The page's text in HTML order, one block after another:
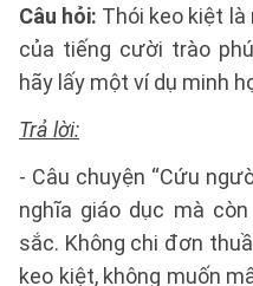
Câu hỏi: Thói keo kiệt
của tiếng cười trào
hãy lấy một ví dụ minh
Trả lời:
- Câu chuyện “Cứu
nghĩa giáo dục mà
sắc. Không chi đơn
keo kiệt, không muốn